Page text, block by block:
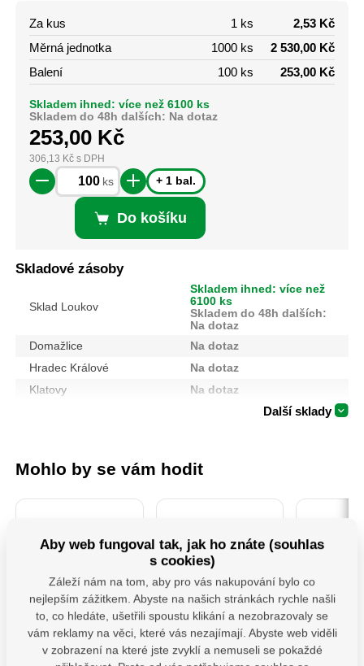
Za kus 1 ks
2,53 Kč
Měrná jednotka
1000 ks
2 530,00 Kč
Balení
100 ks 253,00 Kč
Skladem ihned: více než 6100 ks
Skladem do 48h dalších: Na dotaz
253,00 Kč
306,13 Kčs DPH
ks + 1 bal.
Do košíku
Skladové zásoby
Sklad Loukov
Skladem ihned: více než
6100 ks
Skladem do 48h dalších:
Na dotaz
Domažlice
Na dotaz
Hradec Králové
Na dotaz
Klatovy
Na dotaz
Další sklady
Mohlo by se vám hodit
MHB 130 uchycení
houpačky typ B
M12x130 mm
106901-Kotouče
řezné na kov, 5ks,
115x1,0x22,2mm
PSS 80 (
Patka
Aby web fungoval tak, jak ho znáte (souhlas
s cookies)
Záleží nám na tom, aby pro vás nakupování bylo co
nejlepším zážitkem. Abyste na našich stránkách rychle našli
to, co hledáte, ušetřili spoustu klikání a nezobrazovaly se
vám reklamy na věci, které vás nezajímají. Abyste web viděli
v zobrazení na které jste zvyklí a nemuseli se pokaždé